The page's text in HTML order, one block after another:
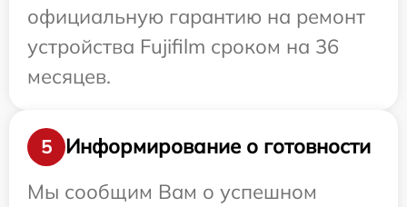
официальную гарантию на ремонт
устройства Fujifilm сроком на 36
месяцев.
5
Информирование о готовности
Мы сообщим Вам о успешном